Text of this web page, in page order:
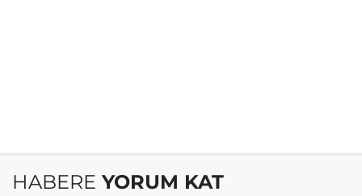
HABERE YORUM KAT